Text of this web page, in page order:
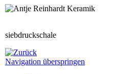
siebdruckschale
Navigation überspringen